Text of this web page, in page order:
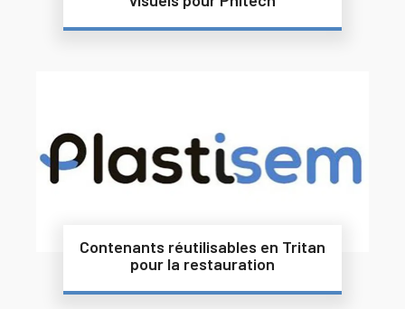
Contenants réutilisables en Tritan
pour la restauration